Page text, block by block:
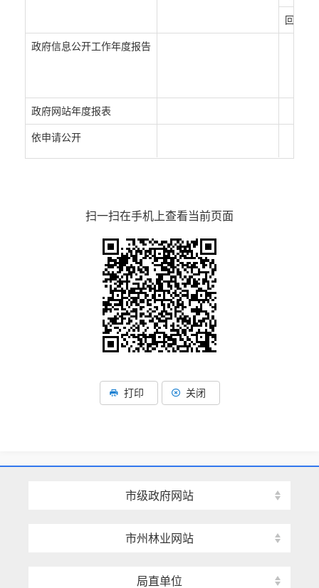
回应关
政府信息公开工作年度报告
政府网站年度报表
依申请公开
扫一扫在手机上查看当前页面
打印 关闭
市级政府网站
市州林业网站
局直单位